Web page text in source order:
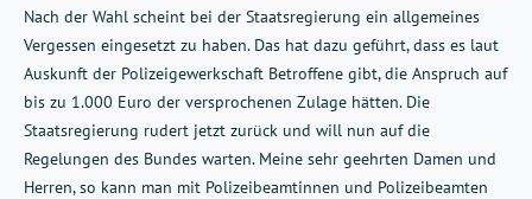
Nach der Wahl scheint bei der Staatsregierung ein allgemeines
Vergessen eingesetzt zu haben. Das hat dazu geführt, dass es laut
Auskunft der Polizeigewerkschaft Betroffene gibt, die Anspruch auf
bis zu 1.000 Euro der versprochenen Zulage hätten. Die
Staatsregierung rudert jetzt zurück und will nun auf die
Regelungen des Bundes warten. Meine sehr geehrten Damen und
Herren, so kann man mit Polizeibeamtinnen und Polizeibeamten